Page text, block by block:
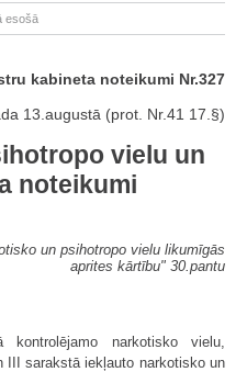
esošā
kabineta noteikumi Nr.327
13.augustā (prot. Nr.41 17.§)
vielu un
noteikumi
un psihotropo vielu likumīgās
aprites kārtību" 30.pantu
narkotisko vielu,
III sarakstā iekļauto narkotisko un